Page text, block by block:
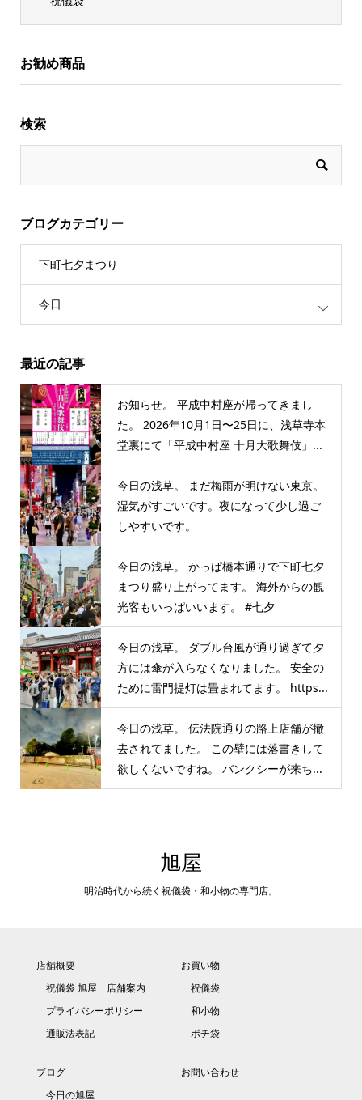
お勧め商品
検索
ブログカテゴリー
下町七夕まつり
今日
最近の記事
お知らせ。 平成中村座が帰ってきまし
た。 2026年10月1日〜25日に、浅草寺本
堂裏にて「平成中村座 十月大歌舞伎」...
今日の浅草。 まだ梅雨が明けない東京。
湿気がすごいです。夜になって少し過ご
しやすいです。
今日の浅草。 かっぱ橋本通りで下町七夕
まつり盛り上がってます。 海外からの観
光客もいっぱいいます。 #七夕
今日の浅草。 ダブル台風が通り過ぎて夕
方には傘が入らなくなりました。 安全の
ために雷門提灯は畳まれてます。 https...
今日の浅草。 伝法院通りの路上店舗が撤
去されてました。 この壁には落書きして
欲しくないですね。 バンクシーが来ち...
旭屋
明治時代から続く祝儀袋・和小物の専門店。
店舗概要
祝儀袋 旭屋 店舗案内
プライバシーポリシー
通販法表記
お買い物
祝儀袋
和小物
ポチ袋
ブログ
今日の旭屋
お問い合わせ